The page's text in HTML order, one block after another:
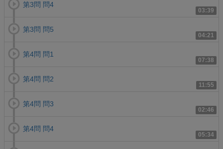
03:39
第3問 問4
04:21
第3問 問5
07:38
第4問 問1
11:55
第4問 問2
02:46
第4問 問3
05:34
第4問 問4